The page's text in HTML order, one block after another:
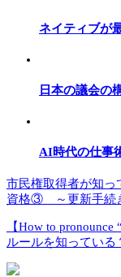
ネイティブが
日本の議会の
AI時代の仕事
市民権取得者が知っ
資格③ ～更新手続
【How to
ルールを知っている